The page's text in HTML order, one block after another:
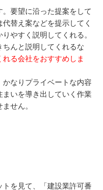
要望に沿った提案をして
替え案などを提示してく
やすく説明してくれる。
ちんと説明してくれるな
る会社をおすすめしま
かなりプライベートな内容
いを導き出していく作業
せん。
を見て、「建設業許可番